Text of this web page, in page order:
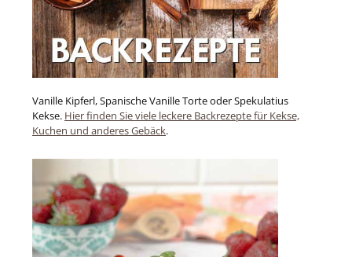
Vanille Kipferl, Spanische Vanille Torte oder Spekulatius
Kekse. Hier finden Sie viele leckere Backrezepte für Kekse,
Kuchen und anderes Gebäck.